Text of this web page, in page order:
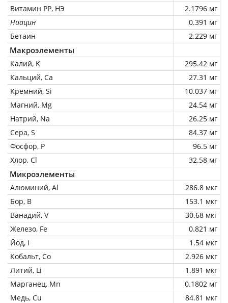
Витамин РР, НЭ
2.1796 мг
Ниацин
0.391 мг
Бетаин
2.229 мг
Макроэлементы
Калий, K
295.42 мг
Кальций, Ca
27.31 мг
Кремний, Si
10.037 мг
Магний, Mg
24.54 мг
Натрий, Na
26.25 мг
Сера, S
84.37 мг
Фосфор, P
96.5 мг
Хлор, Cl
32.58 мг
Микроэлементы
Алюминий, Al
286.8 мкг
Бор, B
153.1 мкг
Ванадий, V
30.68 мкг
Железо, Fe
0.821 мг
Йод, I
1.54 мкг
Кобальт, Co
2.926 мкг
Литий, Li
1.891 мкг
Марганец, Mn
0.1802 мг
Медь, Cu
84.81 мкг